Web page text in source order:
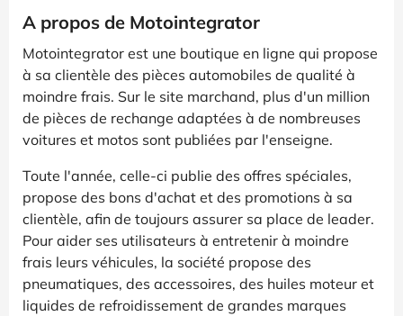
A propos de Motointegrator
Motointegrator est une boutique en ligne qui propose
à sa clientèle des pièces automobiles de qualité à
moindre frais. Sur le site marchand, plus d'un million
de pièces de rechange adaptées à de nombreuses
voitures et motos sont publiées par l'enseigne.
Toute l'année, celle-ci publie des offres spéciales,
propose des bons d'achat et des promotions à sa
clientèle, afin de toujours assurer sa place de leader.
Pour aider ses utilisateurs à entretenir à moindre
frais leurs véhicules, la société propose des
pneumatiques, des accessoires, des huiles moteur et
liquides de refroidissement de grandes marques